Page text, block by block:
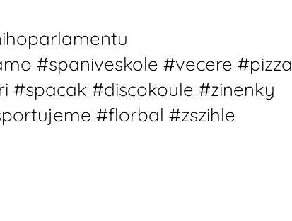
#spaniveskole #vecere #pizza
#spacak #discokoule #zinenky
#florbal #zszihle